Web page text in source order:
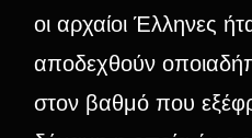
οι αρχαίοι Έλληνες
αποδεχθούν
στον βαθμό που